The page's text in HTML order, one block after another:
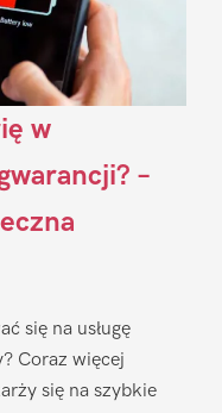
w
–
się na usługę
Coraz więcej
się na szybkie